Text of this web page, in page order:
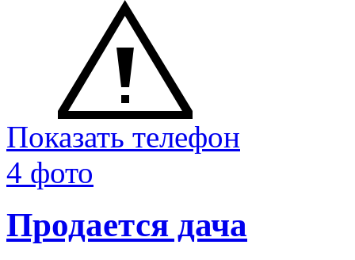
Показать телефон
4 фото
Продается дача